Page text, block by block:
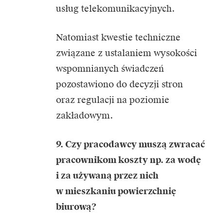
usług telekomunikacyjnych.
Natomiast kwestie techniczne
związane z ustalaniem wysokości
wspomnianych świadczeń
pozostawiono do decyzji stron
oraz regulacji na poziomie
zakładowym.
9. Czy pracodawcy muszą zwracać
pracownikom koszty np. za wodę
i za używaną przez nich
w mieszkaniu powierzchnię
biurową?